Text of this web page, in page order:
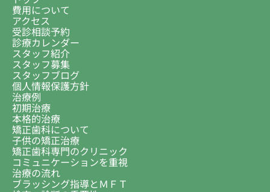
費用について
アクセス
受診相談予約
診療カレンダー
スタッフ紹介
スタッフ募集
スタッフブログ
個人情報保護方針
治療例
初期治療
本格的治療
矯正歯科について
子供の矯正治療
矯正歯科専門のクリニック
コミュニケーションを重視
治療の流れ
ブラッシング指導とＭＦＴ